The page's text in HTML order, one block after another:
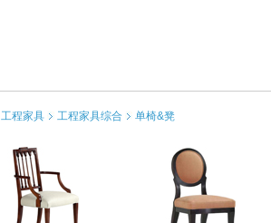
工程家具 工程家具综合 单椅&凳